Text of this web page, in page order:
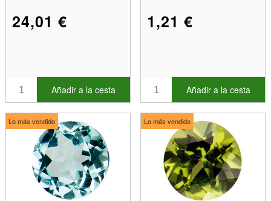
24,01 €
Añadir a la cesta
1,21 €
Añadir a la cesta
Lo más vendido Lo más vendido